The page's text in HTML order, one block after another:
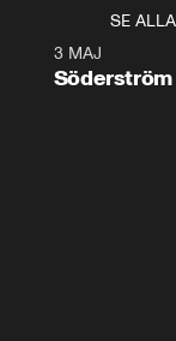
SE ALLA
3 MAJ